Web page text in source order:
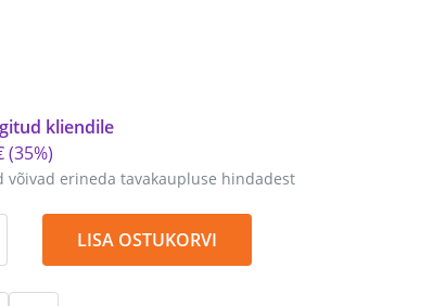
võivad erineda tavakaupluse hindadest
(35%)
kliendile
LISA OSTUKORVI